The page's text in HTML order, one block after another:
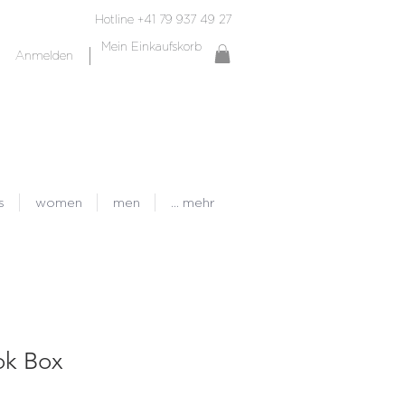
Hotline +41 79 937 49 27
Mein Einkaufskorb
Anmelden
women men ... mehr
Box